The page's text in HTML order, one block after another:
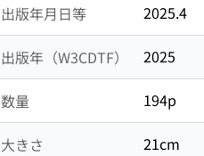
出版年月日等 2025.4
出版年（W3CDTF） 2025
数量 194p
大きさ 21cm